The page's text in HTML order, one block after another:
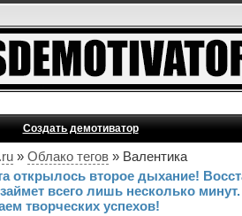
Создать демотиватор
» Облако тегов » Валентика
открылось второе дыхание!
всего лишь несколько
творческих успехов!